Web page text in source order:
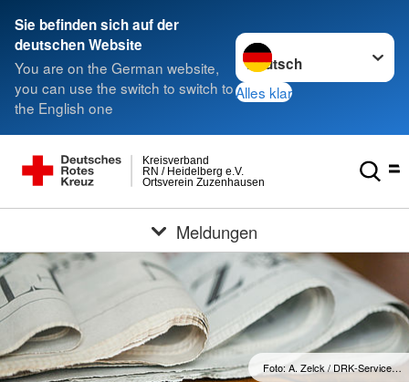
Sie befinden sich auf der
deutschen Website
You are on the German website,
you can use the switch to switch to
the English one
Sprache wechseln zu
Alles klar
Ortsverein Zuzenhausen
RN / Heidelberg e.V.
Kreisverband
Meldungen
Foto: A. Zelck / DRK-Service…